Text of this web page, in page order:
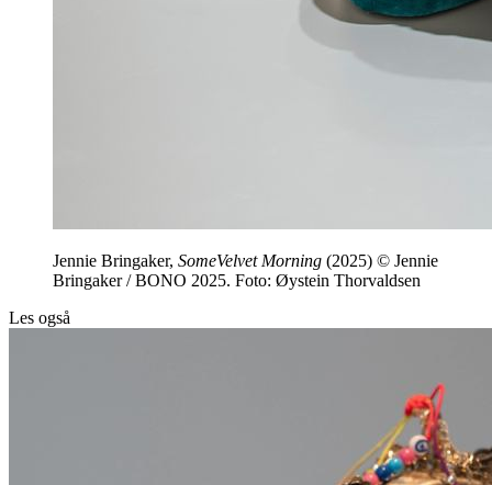
Jennie Bringaker, SomeVelvet Morning (2025) © Jennie
Bringaker / BONO 2025. Foto: Øystein Thorvaldsen
Les også